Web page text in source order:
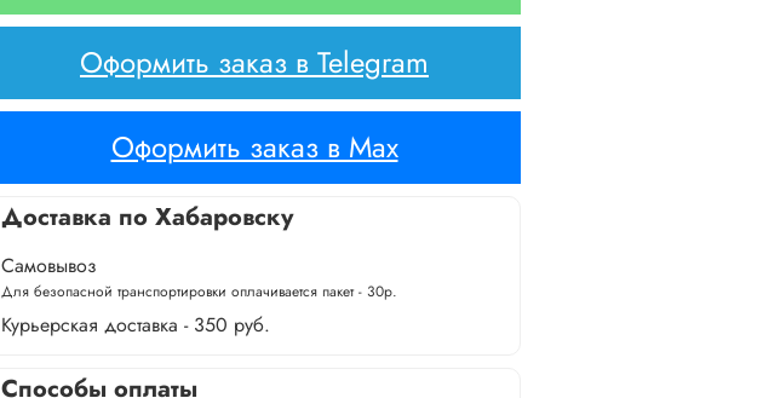
Оформить заказ в Telegram
Оформить заказ в Max
Доставка по Хабаровску
Самовывоз
Для безопасной транспортировки оплачивается пакет - 30р.
Курьерская доставка - 350 руб.
Способы оплаты